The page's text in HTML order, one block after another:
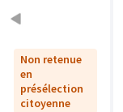
Non retenue
en
présélection
citoyenne